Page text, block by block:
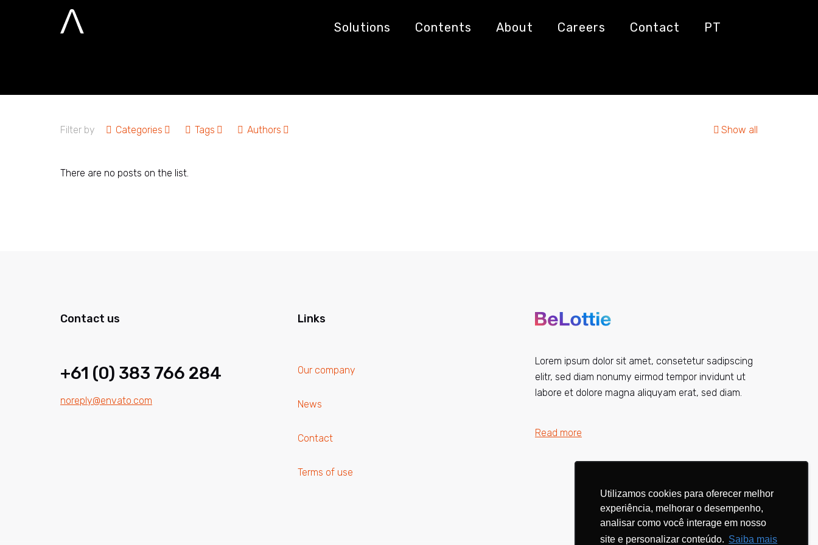
Utilizamos cookies para oferecer melhor
experiência, melhorar o desempenho,
analisar como você interage em nosso
site e personalizar conteúdo. Saiba mais
Utilizamos cookies para oferecer melhor
experiência, melhorar o desempenho,
analisar como você interage em nosso
site e personalizar conteúdo. Saiba mais
Solutions Contents About Careers Contact PT
Vinicius Gonçalves
Filter by Categories Tags Authors Show all
There are no posts on the list.
Contact us
+61 (0) 383 766 284
noreply@envato.com
Links
Our company
News
Contact
Terms of use
Lorem ipsum dolor sit amet, consetetur sadipscing
elitr, sed diam nonumy eirmod tempor invidunt ut
labore et dolore magna aliquyam erat, sed diam.
Read more